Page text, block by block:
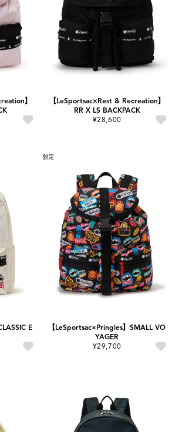
】
【LeSportsac×Rest & Recreation】
RR X LS BACKPACK
¥28,600
E
限定
【LeSportsac×Pringles】SMALL VO
YAGER
¥29,700